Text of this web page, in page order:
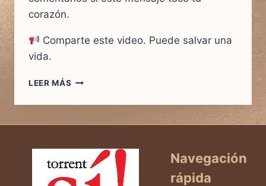
corazón.
Comparte este video. Puede salvar una
vida.
LEER MÁS
DÉJAME
CORAZÓN
Navegación
rápida